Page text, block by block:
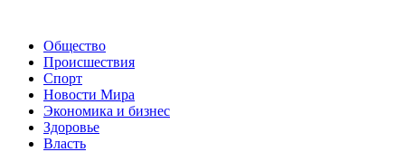
Общество
Происшествия
Спорт
Новости Мира
Экономика и бизнес
Здоровье
Власть